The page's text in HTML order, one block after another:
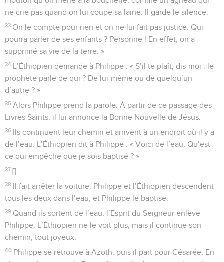
ne crie pas quand on lui coupe sa laine. Il garde le silence.
33 On le compte pour rien et on ne lui fait pas justice. Qui
pourra parler de ses enfants ? Personne ! En effet, on a
supprimé sa vie de la terre. »
34 L’Éthiopien demande à Philippe : « S’il te plaît, dis-moi : le
prophète parle de qui ? De lui-même ou de quelqu’un
d’autre ? »
35 Alors Philippe prend la parole. À partir de ce passage des
Livres Saints, il lui annonce la Bonne Nouvelle de Jésus.
36 Ils continuent leur chemin et arrivent à un endroit où il y a
de l’eau. L’Éthiopien dit à Philippe : « Voici de l’eau. Qu’est-
ce qui empêche que je sois baptisé ? »
37 []
38 Il fait arrêter la voiture. Philippe et l’Éthiopien descendent
tous les deux dans l’eau, et Philippe le baptise.
39 Quand ils sortent de l’eau, l’Esprit du Seigneur enlève
Philippe. L’Éthiopien ne le voit plus, mais il continue son
chemin, tout joyeux.
40 Philippe se retrouve à Azoth, puis il part pour Césarée. En